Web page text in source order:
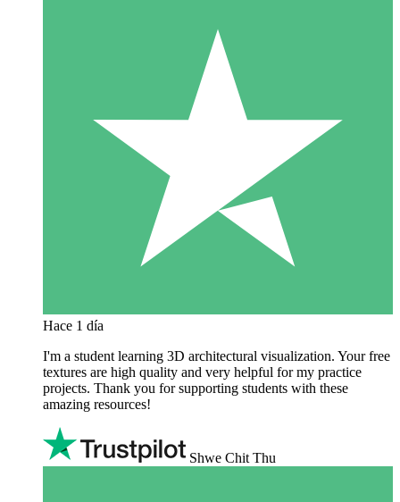
Hace 1 día
I'm a student learning 3D architectural visualization. Your free
textures are high quality and very helpful for my practice
projects. Thank you for supporting students with these
amazing resources!
Shwe Chit Thu